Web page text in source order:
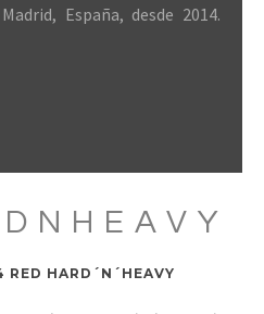
España, desde 2014.
RED HARD´N´HEAVY